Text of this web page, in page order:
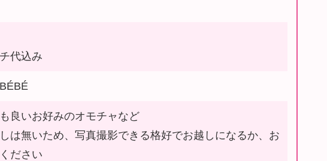
代込み
良いお好みのオモチャなど
は無いため、写真撮影できる格好でお越しになるか、お
ださい